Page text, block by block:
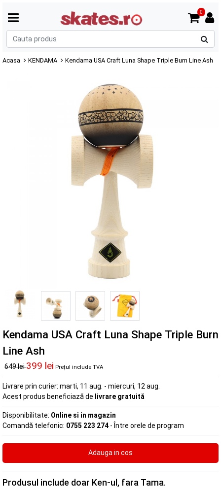
0
Acasa KENDAMA Kendama USA Craft Luna Shape Triple Burn Line Ash
Kendama USA Craft Luna Shape Triple Burn
Line Ash
649 lei399 lei Prețul include TVA
Livrare prin curier: marti, 11 aug. - miercuri, 12 aug.
Acest produs beneficiază de livrare gratuită
Disponibilitate: Online si in magazin
Comandă telefonic: 0755 223 274 - Între orele de program
Produsul include doar Ken-ul, fara Tama.